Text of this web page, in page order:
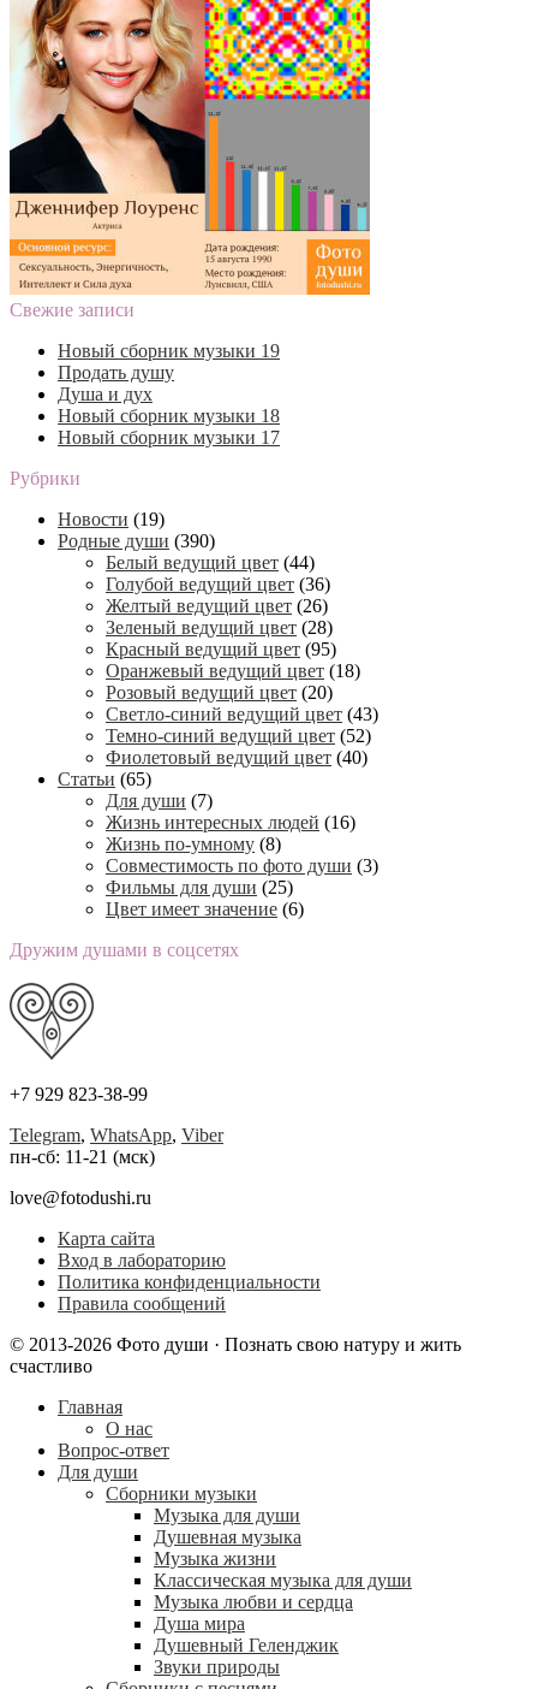
Свежие записи
Новый сборник музыки 19
Продать душу
Душа и дух
Новый сборник музыки 18
Новый сборник музыки 17
Рубрики
Новости (19)
Родные души (390)
Белый ведущий цвет (44)
Голубой ведущий цвет (36)
Желтый ведущий цвет (26)
Зеленый ведущий цвет (28)
Красный ведущий цвет (95)
Оранжевый ведущий цвет (18)
Розовый ведущий цвет (20)
Светло-синий ведущий цвет (43)
Темно-синий ведущий цвет (52)
Фиолетовый ведущий цвет (40)
Статьи (65)
Для души (7)
Жизнь интересных людей (16)
Жизнь по-умному (8)
Совместимость по фото души (3)
Фильмы для души (25)
Цвет имеет значение (6)
Дружим душами в соцсетях
+7 929 823-38-99
Telegram, WhatsApp, Viber
пн-сб: 11-21 (мск)
love@fotodushi.ru
Карта сайта
Вход в лабораторию
Политика конфиденциальности
Правила сообщений
© 2013-2026 Фото души · Познать свою натуру и жить
счастливо
Главная
О нас
Вопрос-ответ
Для души
Сборники музыки
Музыка для души
Душевная музыка
Музыка жизни
Классическая музыка для души
Музыка любви и сердца
Душа мира
Душевный Геленджик
Звуки природы